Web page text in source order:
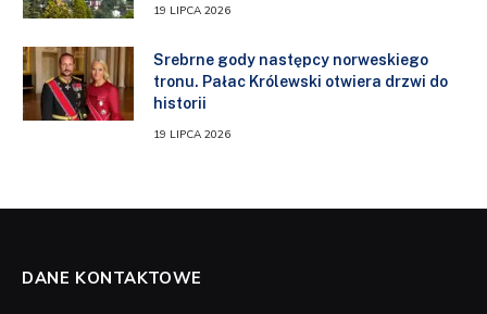
19 LIPCA 2026
Srebrne gody następcy norweskiego
tronu. Pałac Królewski otwiera drzwi do
historii
19 LIPCA 2026
DANE KONTAKTOWE